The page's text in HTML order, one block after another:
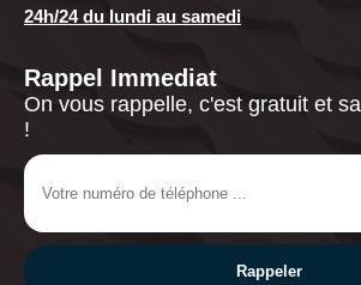
24h/24 du lundi au samedi
Rappel Immediat
On vous rappelle, c'est gratuit et
!